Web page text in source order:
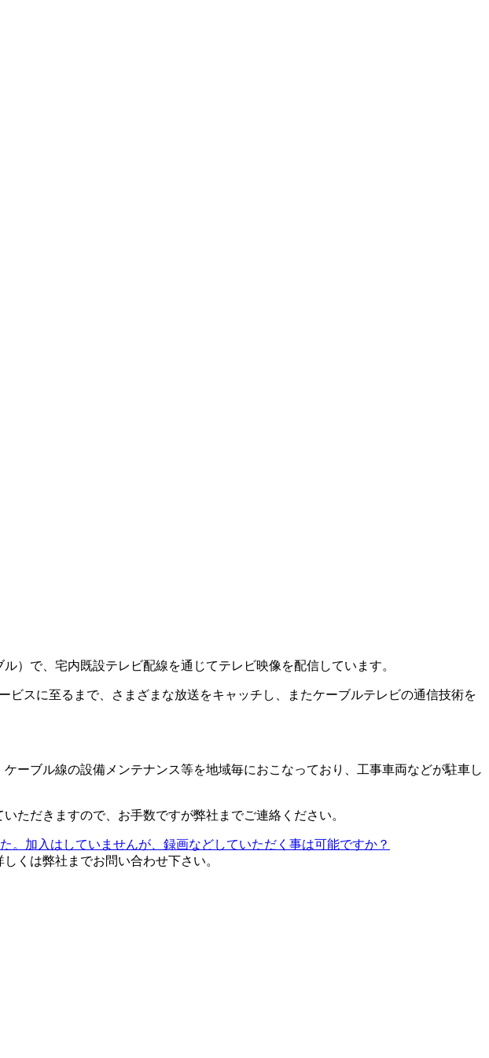
）で、宅内既設テレビ配線を通じてテレビ映像を配信しています。
スに至るまで、さまざまな放送をキャッチし、またケーブルテレビの通信技術を
ーブル線の設備メンテナンス等を地域毎におこなっており、工事車両などが駐車し
ただきますので、お手数ですが弊社までご連絡ください。
加入はしていませんが、録画などしていただく事は可能ですか？
くは弊社までお問い合わせ下さい。